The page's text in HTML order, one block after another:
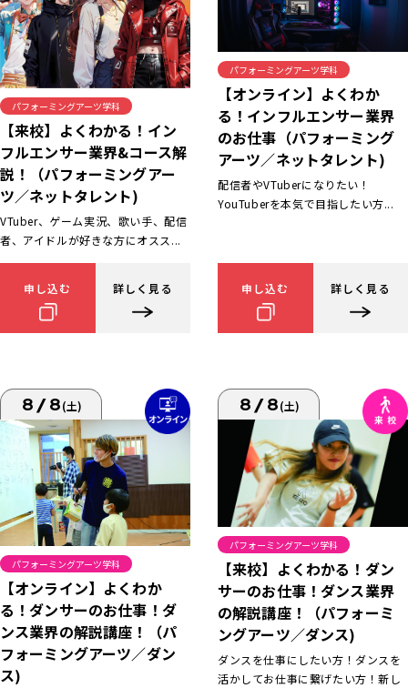
パフォーミングアーツ学科
【来校】よくわかる！イン
フルエンサー業界&コース解
説！（パフォーミングアー
ツ／ネットタレント)
VTuber、ゲーム実況、歌い手、配信
者、アイドルが好きな方にオスス...
申し込む 詳しく見る
パフォーミングアーツ学科
【オンライン】よくわか
る！インフルエンサー業界
のお仕事（パフォーミング
アーツ／ネットタレント)
配信者やVTuberになりたい！
YouTuberを本気で目指したい方...
申し込む 詳しく見る
8/8(土)
パフォーミングアーツ学科
【オンライン】よくわか
る！ダンサーのお仕事！ダ
ンス業界の解説講座！（パ
フォーミングアーツ／ダン
ス)
8/8(土)
パフォーミングアーツ学科
【来校】よくわかる！ダン
サーのお仕事！ダンス業界
の解説講座！（パフォーミ
ングアーツ／ダンス)
ダンスを仕事にしたい方！ダンスを
活かしてお仕事に繋げたい方！新し